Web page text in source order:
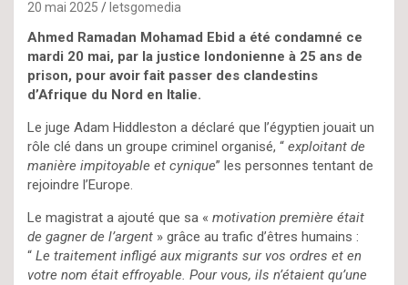
20 mai 2025 letsgomedia
Ahmed Ramadan Mohamad Ebid a été condamné ce
mardi 20 mai, par la justice londonienne à 25 ans de
prison, pour avoir fait passer des clandestins
d’Afrique du Nord en Italie.
Le juge Adam Hiddleston a déclaré que l’égyptien jouait un
rôle clé dans un groupe criminel organisé, “ exploitant de
manière impitoyable et cynique” les personnes tentant de
rejoindre l’Europe.
Le magistrat a ajouté que sa « motivation première était
de gagner de l’argent » grâce au trafic d’êtres humains :
“ Le traitement infligé aux migrants sur vos ordres et en
votre nom était effroyable. Pour vous, ils n’étaient qu’une